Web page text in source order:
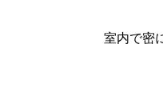
室内で密